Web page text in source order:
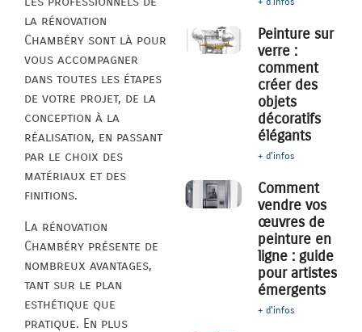
la rénovation
Chambéry sont là pour
vous accompagner
dans toutes les étapes
de votre projet, de la
conception à la
réalisation, en passant
par le choix des
matériaux et des
finitions.
La rénovation
Chambéry présente de
nombreux avantages,
tant sur le plan
esthétique que
pratique. En plus
Peinture sur
verre :
comment
créer des
objets
décoratifs
élégants
+ d'infos
Comment
vendre vos
œuvres de
peinture en
ligne : guide
pour artistes
émergents
+ d'infos